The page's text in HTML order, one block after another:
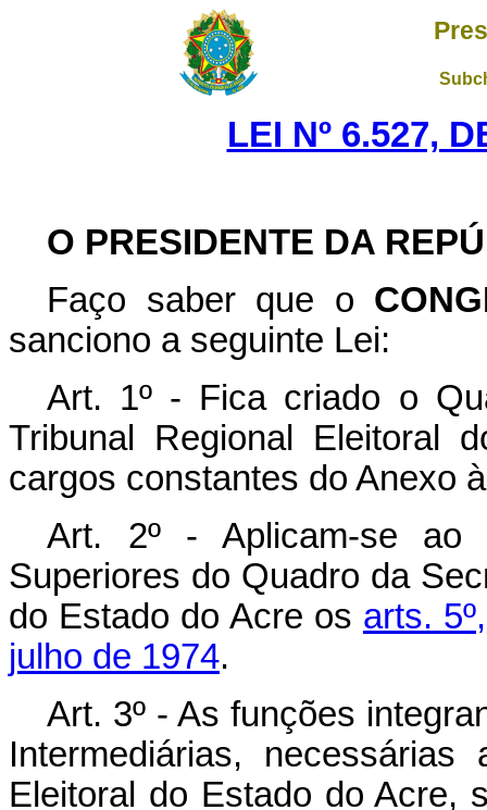
LEI Nº 6.527,
O PRESIDENTE DA
Faço saber que o
sanciono a seguinte Lei:
Art. 1º - Fica criado o
Tribunal Regional Eleitoral
cargos constantes do Anexo
Art. 2º - Aplicam-se ao
Superiores do Quadro da
do Estado do Acre os arts. 5º,
julho de 1974.
Art. 3º - As funções
Intermediárias,
Eleitoral do Estado do Acre,